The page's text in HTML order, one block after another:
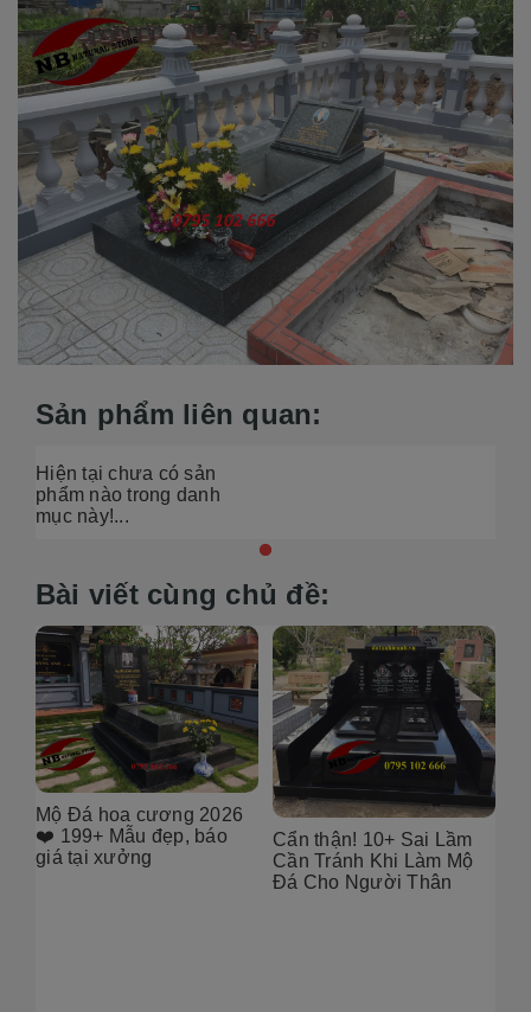
Sản phẩm liên quan:
Hiện tại chưa có sản
phẩm nào trong danh
mục này!...
Bài viết cùng chủ đề:
Cẩn thận! 10+ Sai Lầm
Cần Tránh Khi Làm Mộ
[101++ Mẫu] Biển Hiệu
Đá Khối Đẹp Cho Công
Ty, Resort & Đô Thị Mới